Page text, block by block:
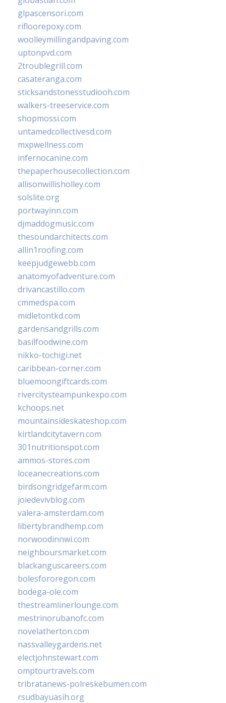
glpascensori.com
rifloorepoxy.com
woolleymillingandpaving.com
uptonpvd.com
2troublegrill.com
casateranga.com
sticksandstonesstudiooh.com
walkers-treeservice.com
shopmossi.com
untamedcollectivesd.com
mxpwellness.com
infernocanine.com
thepaperhousecollection.com
allisonwillisholley.com
solslite.org
portwayinn.com
djmaddogmusic.com
thesoundarchitects.com
allin1roofing.com
keepjudgewebb.com
anatomyofadventure.com
drivancastillo.com
cmmedspa.com
midletontkd.com
gardensandgrills.com
basilfoodwine.com
nikko-tochigi.net
caribbean-corner.com
bluemoongiftcards.com
rivercitysteampunkexpo.com
kchoops.net
mountainsideskateshop.com
kirtlandcitytavern.com
301nutritionspot.com
ammos-stores.com
loceanecreations.com
birdsongridgefarm.com
joiedevivblog.com
valera-amsterdam.com
libertybrandhemp.com
norwoodinnwi.com
neighboursmarket.com
blackanguscareers.com
bolesfororegon.com
bodega-ole.com
thestreamlinerlounge.com
mestrinorubanofc.com
novelatherton.com
nassvalleygardens.net
electjohnstewart.com
omptourtravels.com
tribratanews-polreskebumen.com
rsudbayuasih.org